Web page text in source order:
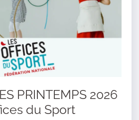
PRINTEMPS 2026
du Sport